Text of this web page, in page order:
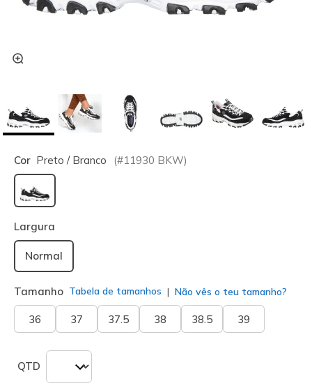
Cor Preto / Branco (#11930 BKW)
selecionado
Largura
Normal
Tamanho Tabela de tamanhos Não vês o teu tamanho?
36 37 37.5 38 38.5 39
QTD